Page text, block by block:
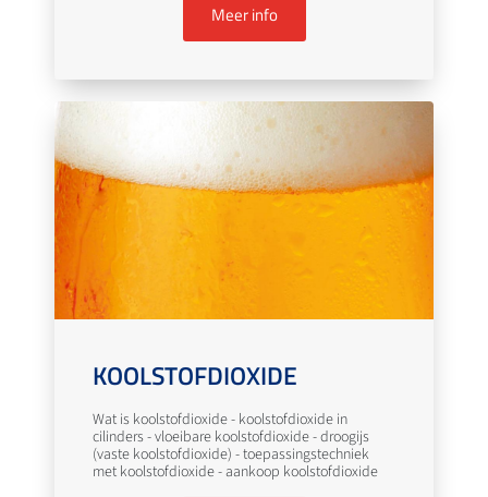
Meer info
KOOLSTOFDIOXIDE
Wat is koolstofdioxide - koolstofdioxide in
cilinders - vloeibare koolstofdioxide - droogijs
(vaste koolstofdioxide) - toepassingstechniek
met koolstofdioxide - aankoop koolstofdioxide